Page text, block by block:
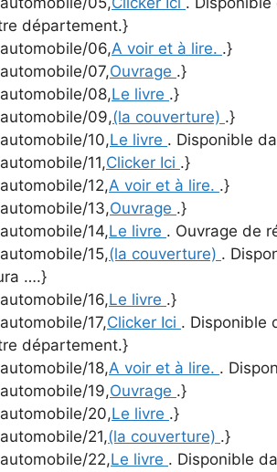
département.}
automobile/06,A voir et à lire. .}
07,Ouvrage .}
automobile/08,Le livre .}
automobile/09,(la couverture) .}
10,Le livre . Disponible
11,Clicker Ici .}
12,A voir et à lire. .}
13,Ouvrage .}
14,Le livre . Ouvrage de
15,(la couverture) .
….}
16,Le livre .}
17,Clicker Ici . Disponible
département.}
18,A voir et à lire. .
19,Ouvrage .}
automobile/20,Le livre .}
21,(la couverture) .}
22,Le livre . Disponible